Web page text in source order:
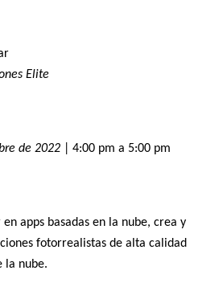
Elite
de 2022 | 4:00 pm a 5:00 pm
apps basadas en la nube, crea y
fotorrealistas de alta calidad
la nube.